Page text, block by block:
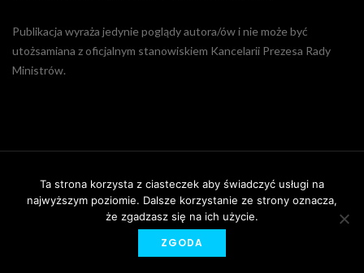
Publikacja wyraża jedynie poglądy autora/ów i nie może być
utożsamiana z oficjalnym stanowiskiem Kancelarii Prezesa Rady
Ministrów.
© FUNDACJA WOLNOŚĆ I DEMOKRACJA
POLITYKA PRYWATNOŚCI|DANE OSOBOWE
REGULAMIN STRONY
Ta strona korzysta z ciasteczek aby świadczyć usługi na
najwyższym poziomie. Dalsze korzystanie ze strony oznacza,
że zgadzasz się na ich użycie.
ZGODA